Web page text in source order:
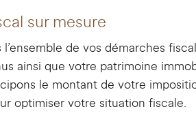
sur mesure
de vos démarches
ainsi que votre patrimoine
le montant de votre
optimiser votre situation fiscale.